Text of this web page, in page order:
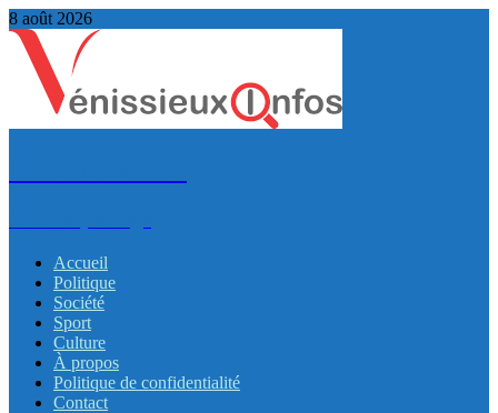
8 août 2026
Accueil
Politique
Société
Sport
Culture
À propos
Politique de confidentialité
Contact